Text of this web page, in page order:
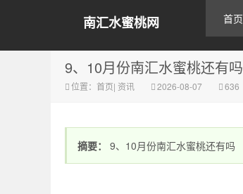
南汇水蜜桃网 首页
9、10月份南汇水蜜桃还有吗
位置： 首页| 资讯 2026-08-07 636
摘要： 9、10月份南汇水蜜桃还有吗